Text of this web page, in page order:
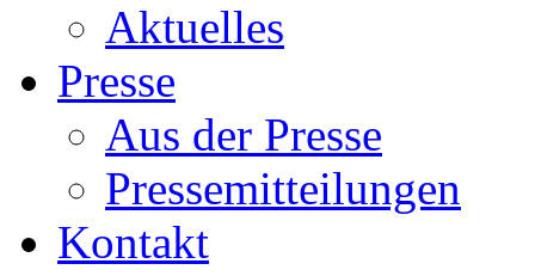
Aktuelles
Presse
Aus der Presse
Pressemitteilungen
Kontakt